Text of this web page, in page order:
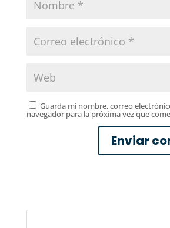
Guarda mi nombre, correo
navegador para la próxima vez que